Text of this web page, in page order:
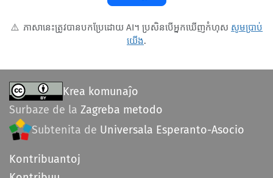
⚠️ ភាសានេះត្រូវបានបកប្រែដោយ AI។ ប្រសិនបើអ្នកឃើញកំហុស សូមប្រាប់
យើង.
Krea komunaĵo
Surbaze de la Zagreba metodo
Subtenita de Universala Esperanto-Asocio
Kontribuantoj